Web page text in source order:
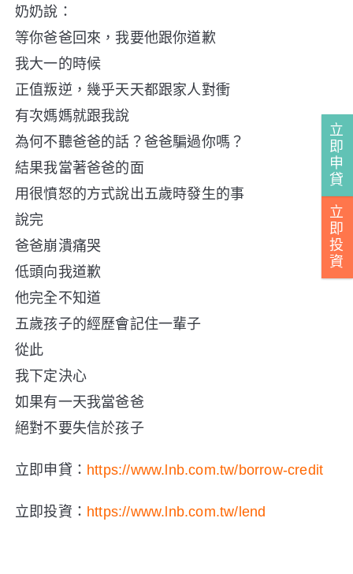
奶奶說：
等你爸爸回來，我要他跟你道歉
我大一的時候
正值叛逆，幾乎天天都跟家人對衝
有次媽媽就跟我說
為何不聽爸爸的話？爸爸騙過你嗎？
結果我當著爸爸的面
用很憤怒的方式說出五歲時發生的事
說完
爸爸崩潰痛哭
低頭向我道歉
他完全不知道
五歲孩子的經歷會記住一輩子
從此
我下定決心
如果有一天我當爸爸
絕對不要失信於孩子
立即申貸： https://www.lnb.com.tw/borrow-credit
立即投資： https://www.lnb.com.tw/lend
立
即
申
貸
立
即
投
資